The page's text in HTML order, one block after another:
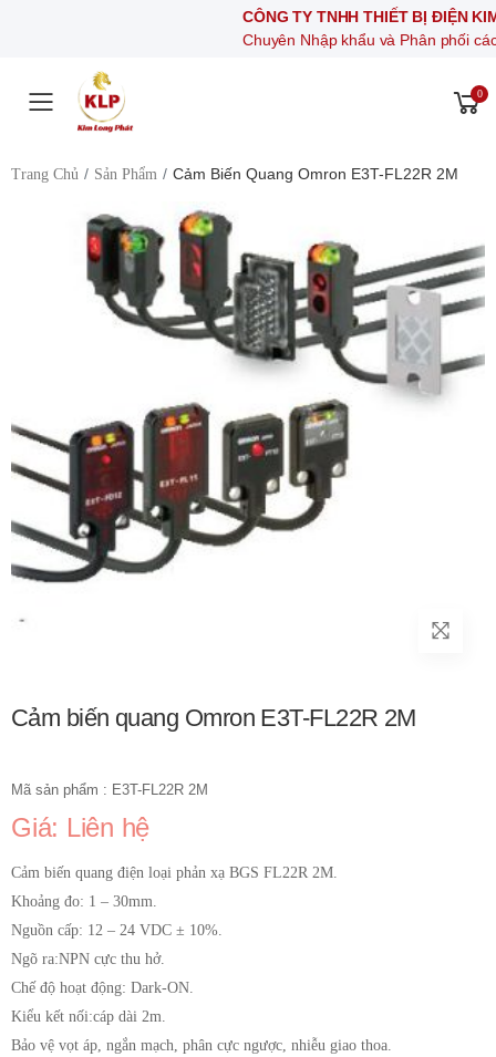
CÔNG TY TNHH THIẾT BỊ ĐIỆN KIM LONG
Chuyên Nhập khẩu và Phân phối các thiết bị
Toggle mobile menu
0
Trang Chủ Sản Phẩm Cảm Biến Quang Omron E3T-FL22R 2M
Cảm biến quang Omron E3T-FL22R 2M
Mã sản phẩm : E3T-FL22R 2M
Giá: Liên hệ
Cảm biến quang điện loại phản xạ BGS FL22R 2M.
Khoảng đo: 1 – 30mm.
Nguồn cấp: 12 – 24 VDC ± 10%.
Ngõ ra:NPN cực thu hở.
Chế độ hoạt động: Dark-ON.
Kiểu kết nối:cáp dài 2m.
Bảo vệ vọt áp, ngắn mạch, phân cực ngược, nhiễu giao thoa.